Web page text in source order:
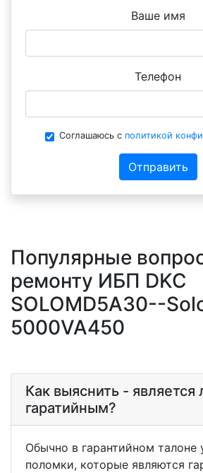
Ваше имя
Телефон
Соглашаюсь с политикой
Отправить
Популярные
ремонту ИБП DKC
SOLOMD5A30--
5000VA450
Как выяснить - является
гаратийным?
Обычно в гарантийном талоне
поломки, которые являются